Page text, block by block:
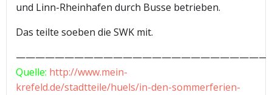
und Linn-Rheinhafen durch Busse betrieben.
Das teilte soeben die SWK mit.
Quelle: http://www.mein-
krefeld.de/stadtteile/huels/in-den-sommerferien-